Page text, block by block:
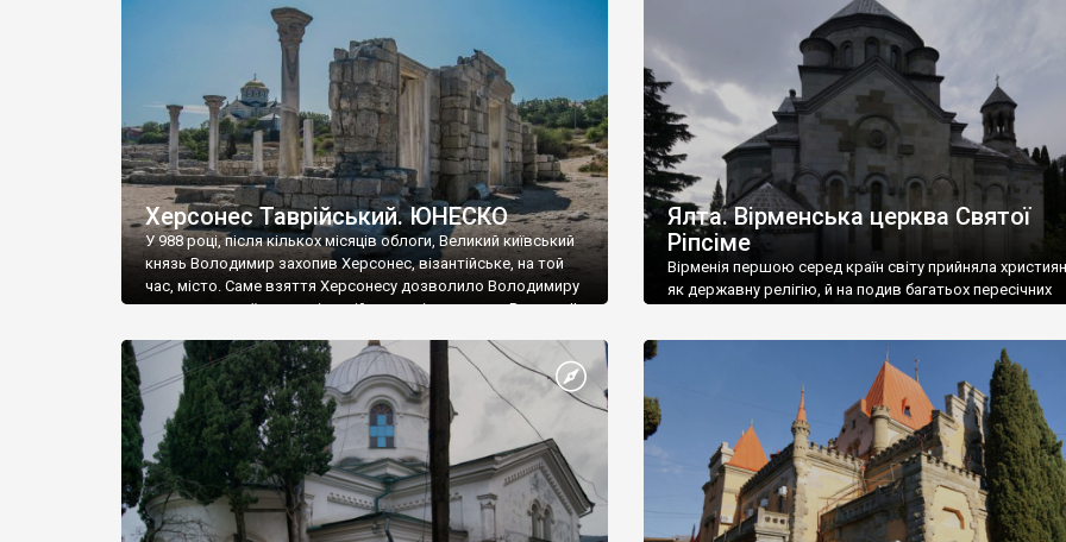
візантійської доби. Раритети викрадені з фондів об’єкту
культурної спадщини ЮНЕСКО «Херсонеса Таврійського».
Офіційно – на виставку «Золото Візантії», але експерти та
влада в Україні вважають це лише […]
називаються «повстяками» (postaki)…” “Вино. Крим
виробляє відмінне вино і його вдосталь: воно все
легке біле і дуже […]
Херсонес Таврійський. ЮНЕСКО
У 988 році, після кількох місяців облоги, Великий київський
князь Володимир захопив Херсонес, візантійське, на той
час, місто. Саме взяття Херсонесу дозволило Володимиру
диктувати свої умови візантійському імператору Василю ІІ,
Херсонесі Володимир-язичник, став Василем-
християнином. А потім було Хрещення Русі. На честь
Херсонесу Таврійського названо місто […]
Ялта. Вірменська церква Святої
Ріпсіме
Вірменія першою серед країн світу прийняла
як державну релігію, й на подив багатьох пересічних